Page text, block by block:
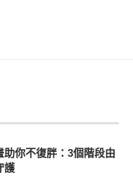
助你不復胖：3個階段由
護